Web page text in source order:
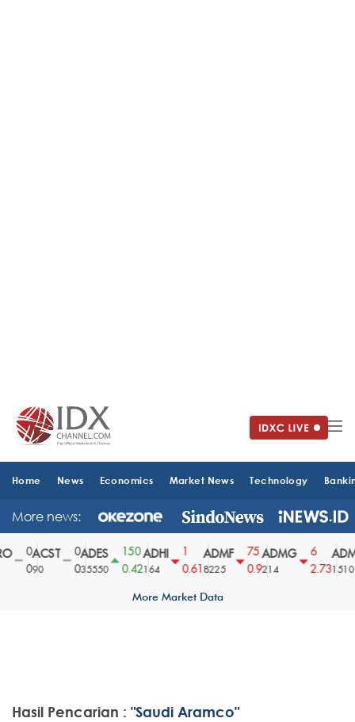
Home News Economics Market News Technology
More news:
ACST
90
ADES
35550
150
0.42
ADHI
164
0.61
ADMF
8225
75
0.9
ADMG
214
2.731510
More Market Data
Hasil Pencarian : "Saudi Aramco"